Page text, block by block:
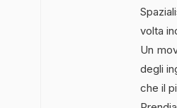
volta
Un
degli
che il